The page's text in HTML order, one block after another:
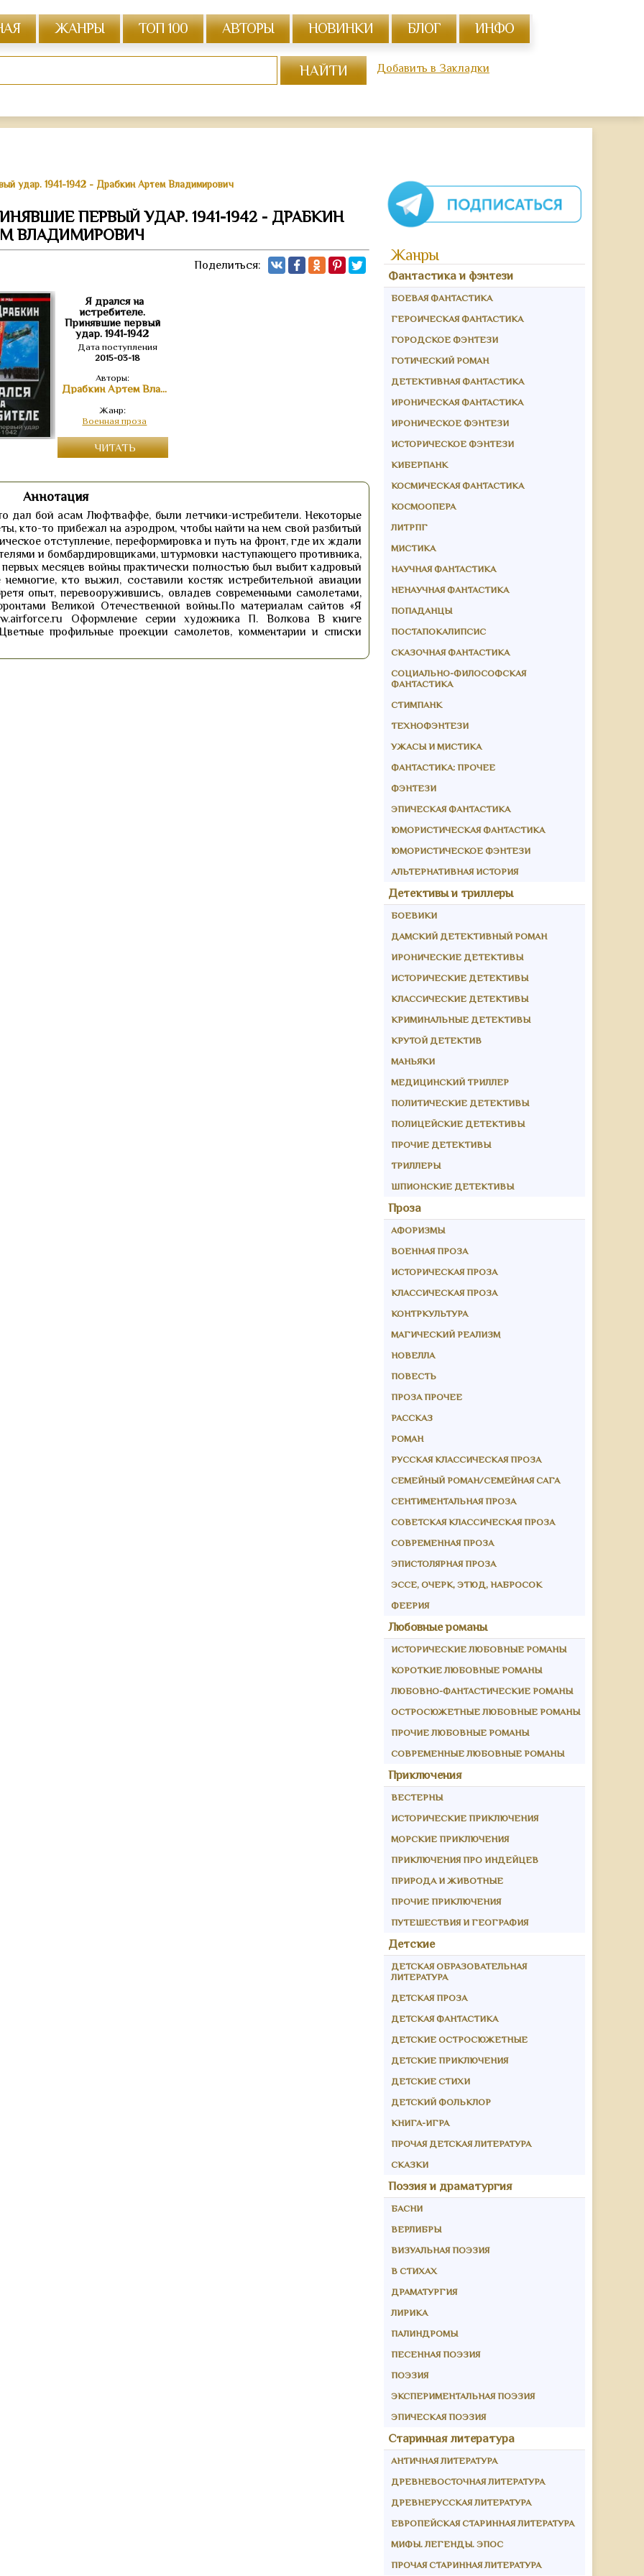
ЖАНРЫ ТОП 100 АВТОРЫ НОВИНКИ БЛОГ ИНФО
Добавить в Закладки
удар. 1941-1942 - Драбкин Артем Владимирович
ПЕРВЫЙ УДАР. 1941-1942 - ДРАБКИН
ВЛАДИМИРОВИЧ
Поделиться:
Я дрался на
истребителе.
Принявшие первый
удар. 1941-1942
Дата поступления
2015-03-18
Авторы:
Драбкин Артем Владимирович
Жанр:
Военная проза
ЧИТАТЬ
Аннотация
дал бой асам Люфтваффе, были летчики-истребители. Некоторые
кто-то прибежал на аэродром, чтобы найти на нем свой разбитый
отступление, переформировка и путь на фронт, где их ждали
и бомбардировщиками, штурмовки наступающего противника,
месяцев войны практически полностью был выбит кадровый
кто выжил, составили костяк истребительной авиации
опыт, перевооружившись, овладев современными самолетами,
Великой Отечественной войны.По материалам сайтов «Я
Оформление серии художника П. Волкова В книге
профильные проекции самолетов, комментарии и списки
Жанры
Фантастика и фэнтези
БОЕВАЯ ФАНТАСТИКА
ГЕРОИЧЕСКАЯ ФАНТАСТИКА
ГОРОДСКОЕ ФЭНТЕЗИ
ГОТИЧЕСКИЙ РОМАН
ДЕТЕКТИВНАЯ ФАНТАСТИКА
ИРОНИЧЕСКАЯ ФАНТАСТИКА
ИРОНИЧЕСКОЕ ФЭНТЕЗИ
ИСТОРИЧЕСКОЕ ФЭНТЕЗИ
КИБЕРПАНК
КОСМИЧЕСКАЯ ФАНТАСТИКА
КОСМООПЕРА
ЛИТРПГ
МИСТИКА
НАУЧНАЯ ФАНТАСТИКА
НЕНАУЧНАЯ ФАНТАСТИКА
ПОПАДАНЦЫ
ПОСТАПОКАЛИПСИС
СКАЗОЧНАЯ ФАНТАСТИКА
СОЦИАЛЬНО-ФИЛОСОФСКАЯ
ФАНТАСТИКА
СТИМПАНК
ТЕХНОФЭНТЕЗИ
УЖАСЫ И МИСТИКА
ФАНТАСТИКА: ПРОЧЕЕ
ФЭНТЕЗИ
ЭПИЧЕСКАЯ ФАНТАСТИКА
ЮМОРИСТИЧЕСКАЯ ФАНТАСТИКА
ЮМОРИСТИЧЕСКОЕ ФЭНТЕЗИ
АЛЬТЕРНАТИВНАЯ ИСТОРИЯ
Детективы и триллеры
БОЕВИКИ
ДАМСКИЙ ДЕТЕКТИВНЫЙ РОМАН
ИРОНИЧЕСКИЕ ДЕТЕКТИВЫ
ИСТОРИЧЕСКИЕ ДЕТЕКТИВЫ
КЛАССИЧЕСКИЕ ДЕТЕКТИВЫ
КРИМИНАЛЬНЫЕ ДЕТЕКТИВЫ
КРУТОЙ ДЕТЕКТИВ
МАНЬЯКИ
МЕДИЦИНСКИЙ ТРИЛЛЕР
ПОЛИТИЧЕСКИЕ ДЕТЕКТИВЫ
ПОЛИЦЕЙСКИЕ ДЕТЕКТИВЫ
ПРОЧИЕ ДЕТЕКТИВЫ
ТРИЛЛЕРЫ
ШПИОНСКИЕ ДЕТЕКТИВЫ
Проза
АФОРИЗМЫ
ВОЕННАЯ ПРОЗА
ИСТОРИЧЕСКАЯ ПРОЗА
КЛАССИЧЕСКАЯ ПРОЗА
КОНТРКУЛЬТУРА
МАГИЧЕСКИЙ РЕАЛИЗМ
НОВЕЛЛА
ПОВЕСТЬ
ПРОЗА ПРОЧЕЕ
РАССКАЗ
РОМАН
РУССКАЯ КЛАССИЧЕСКАЯ ПРОЗА
СЕМЕЙНЫЙ РОМАН/СЕМЕЙНАЯ САГА
СЕНТИМЕНТАЛЬНАЯ ПРОЗА
СОВЕТСКАЯ КЛАССИЧЕСКАЯ ПРОЗА
СОВРЕМЕННАЯ ПРОЗА
ЭПИСТОЛЯРНАЯ ПРОЗА
ЭССЕ, ОЧЕРК, ЭТЮД, НАБРОСОК
ФЕЕРИЯ
Любовные романы
ИСТОРИЧЕСКИЕ ЛЮБОВНЫЕ РОМАНЫ
КОРОТКИЕ ЛЮБОВНЫЕ РОМАНЫ
ЛЮБОВНО-ФАНТАСТИЧЕСКИЕ РОМАНЫ
ОСТРОСЮЖЕТНЫЕ ЛЮБОВНЫЕ РОМАНЫ
ПРОЧИЕ ЛЮБОВНЫЕ РОМАНЫ
СОВРЕМЕННЫЕ ЛЮБОВНЫЕ РОМАНЫ
Приключения
ВЕСТЕРНЫ
ИСТОРИЧЕСКИЕ ПРИКЛЮЧЕНИЯ
МОРСКИЕ ПРИКЛЮЧЕНИЯ
ПРИКЛЮЧЕНИЯ ПРО ИНДЕЙЦЕВ
ПРИРОДА И ЖИВОТНЫЕ
ПРОЧИЕ ПРИКЛЮЧЕНИЯ
ПУТЕШЕСТВИЯ И ГЕОГРАФИЯ
Детские
ДЕТСКАЯ ОБРАЗОВАТЕЛЬНАЯ
ЛИТЕРАТУРА
ДЕТСКАЯ ПРОЗА
ДЕТСКАЯ ФАНТАСТИКА
ДЕТСКИЕ ОСТРОСЮЖЕТНЫЕ
ДЕТСКИЕ ПРИКЛЮЧЕНИЯ
ДЕТСКИЕ СТИХИ
ДЕТСКИЙ ФОЛЬКЛОР
КНИГА-ИГРА
ПРОЧАЯ ДЕТСКАЯ ЛИТЕРАТУРА
СКАЗКИ
Поэзия и драматургия
БАСНИ
ВЕРЛИБРЫ
ВИЗУАЛЬНАЯ ПОЭЗИЯ
В СТИХАХ
ДРАМАТУРГИЯ
ЛИРИКА
ПАЛИНДРОМЫ
ПЕСЕННАЯ ПОЭЗИЯ
ПОЭЗИЯ
ЭКСПЕРИМЕНТАЛЬНАЯ ПОЭЗИЯ
ЭПИЧЕСКАЯ ПОЭЗИЯ
Старинная литература
АНТИЧНАЯ ЛИТЕРАТУРА
ДРЕВНЕВОСТОЧНАЯ ЛИТЕРАТУРА
ДРЕВНЕРУССКАЯ ЛИТЕРАТУРА
ЕВРОПЕЙСКАЯ СТАРИННАЯ ЛИТЕРАТУРА
МИФЫ. ЛЕГЕНДЫ. ЭПОС
ПРОЧАЯ СТАРИННАЯ ЛИТЕРАТУРА